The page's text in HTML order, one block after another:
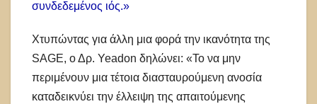
συνδεδεμένος ιός.»
Χτυπώντας για άλλη μια φορά την ικανότητα της
SAGE, ο Δρ. Yeadon δηλώνει: «Το να μην
περιμένουν μια τέτοια διασταυρούμενη ανοσία
καταδεικνύει την έλλειψη της απαιτούμενης